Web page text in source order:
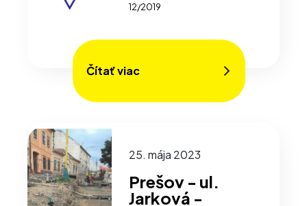
12/2019
Čítať viac
25. mája 2023
Prešov - ul.
Jarková -